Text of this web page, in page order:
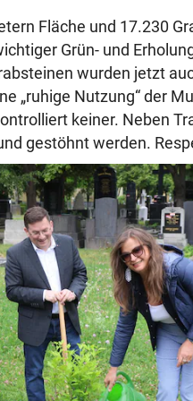
Fläche und 17.230
Grün- und
wurden jetzt
„ruhige Nutzung“ der
keiner. Neben
gestöhnt werden.